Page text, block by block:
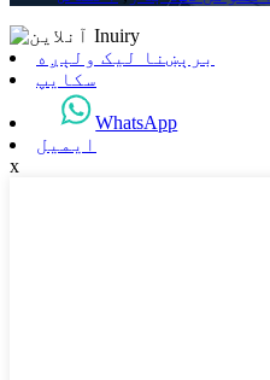
برېښنا لیک ولېږه
سکایپ
WhatsApp
ایمیل
x